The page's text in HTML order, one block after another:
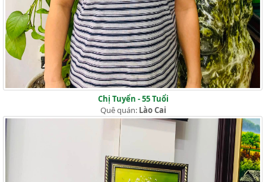
Chị Tuyển - 55 Tuổi
Quê quán: Lào Cai